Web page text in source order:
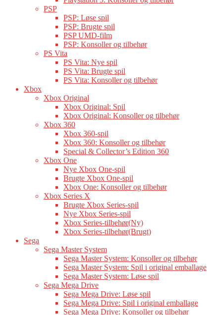
PSP
PSP: Løse spil
PSP: Brugte spil
PSP UMD-film
PSP: Konsoller og tilbehør
PS Vita
PS Vita: Nye spil
PS Vita: Brugte spil
PS Vita: Konsoller og tilbehør
Xbox
Xbox Original
Xbox Original: Spil
Xbox Original: Konsoller og tilbehør
Xbox 360
Xbox 360-spil
Xbox 360: Konsoller og tilbehør
Special & Collector’s Edition 360
Xbox One
Nye Xbox One-spil
Brugte Xbox One-spil
Xbox One: Konsoller og tilbehør
Xbox Series X
Brugte Xbox Series-spil
Nye Xbox Series-spil
Xbox Series-tilbehør(Ny)
Xbox Series-tilbehør(Brugt)
Sega
Sega Master System
Sega Master System: Konsoller og tilbehør
Sega Master System: Spil i original emballage
Sega Master System: Løse spil
Sega Mega Drive
Sega Mega Drive: Løse spil
Sega Mega Drive: Spil i original emballage
Sega Mega Drive: Konsoller og tilbehør